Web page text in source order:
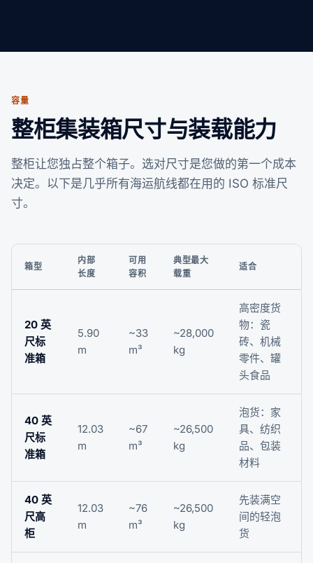
容量
整柜集装箱尺寸与装载能力
整柜让您独占整个箱子。选对尺寸是您做的第一个成本
决定。以下是几乎所有海运航线都在用的 ISO 标准尺
寸。
箱型
内部
长度
可用
容积
典型最大
载重
适合
20 英
尺标
准箱
5.90
m
~33
m³
~28,000
kg
高密度货
物：瓷
砖、机械
零件、罐
头食品
40 英
尺标
准箱
12.03
m
~67
m³
~26,500
kg
泡货：家
具、纺织
品、包装
材料
40 英
尺高
柜
12.03
m
~76
m³
~26,500
kg
先装满空
间的轻泡
货